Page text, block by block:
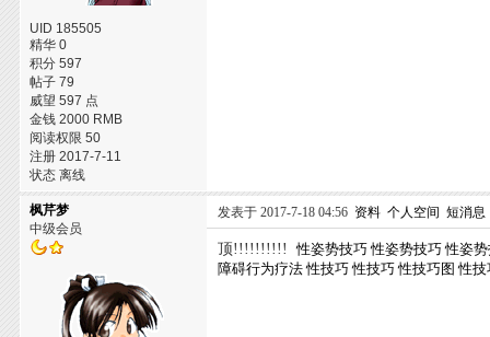
UID 185505
精华 0
积分 597
帖子 79
威望 597 点
金钱 2000 RMB
阅读权限 50
注册 2017-7-11
状态 离线
枫芹梦
中级会员
发表于 2017-7-18 04:56 资料 个人空间 短消息
顶!!!!!!!!!! 性姿势技巧 性姿势技巧 性姿
障碍行为疗法 性技巧 性技巧 性技巧图 性